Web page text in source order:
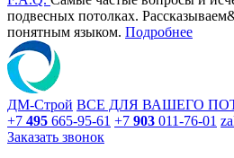
подвесных потолках.
понятным языком. Подробнее
ДМ-Строй ВСЕ ДЛЯ ВАШЕГО
+7 495 665-95-61 +7 903 011-76-01
Заказать звонок